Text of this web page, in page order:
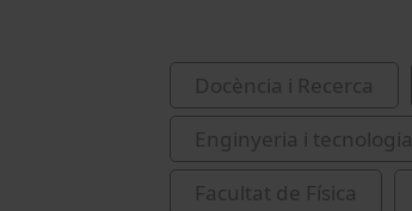
Docència i Recerca
Enginyeria i tecnologia
Facultat de Física